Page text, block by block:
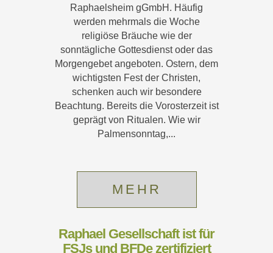
Raphaelsheim gGmbH. Häufig
werden mehrmals die Woche
religiöse Bräuche wie der
sonntägliche Gottesdienst oder das
Morgengebet angeboten. Ostern, dem
wichtigsten Fest der Christen,
schenken auch wir besondere
Beachtung. Bereits die Vorosterzeit ist
geprägt von Ritualen. Wie wir
Palmensonntag,...
MEHR
Raphael Gesellschaft ist für
FSJs und BFDe zertifiziert